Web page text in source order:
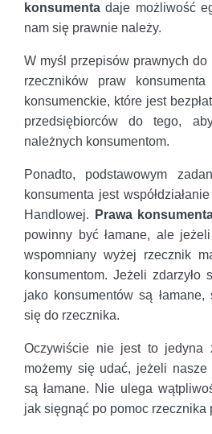
konsumenta daje możliwość
nam się prawnie należy.
W myśl przepisów prawnych do
rzeczników praw
konsumenckie, które jest
przedsiębiorców do tego,
należnych konsumentom.
Ponadto, podstawowym
konsumenta jest
Handlowej.
Prawa
powinny być łamane, ale
wspomniany wyżej rzecznik
konsumentom. Jeżeli
jako konsumentów są łamane,
się do rzecznika.
Oczywiście nie jest to jedyna
możemy się udać, jeżeli nasze
są łamane. Nie ulega
jak sięgnąć po pomoc rzecznika